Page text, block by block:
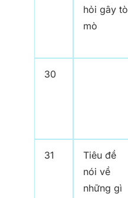
hỏi gây tò
mò
30
31
Tiêu đề
nói về
những gì